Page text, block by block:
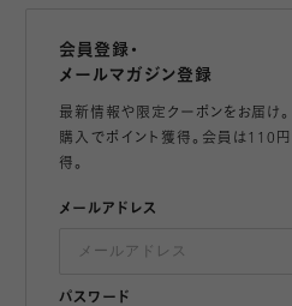
会員登録・
メールマガジン登録
最新情報や限定クーポンをお届け。
購入でポイント獲得。会員は110
得。
メールアドレス
パスワード